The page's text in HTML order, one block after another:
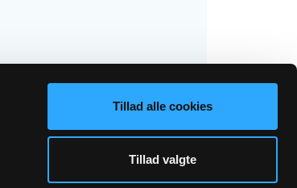
Tillad alle cookies
Tillad valgte